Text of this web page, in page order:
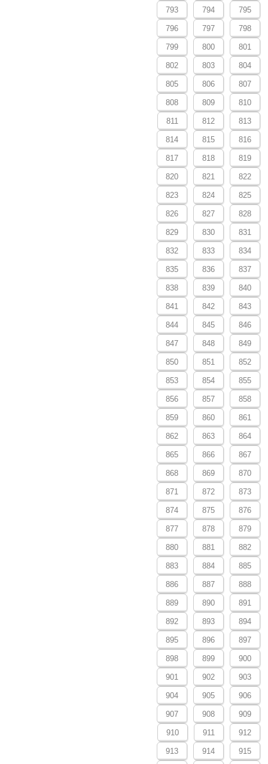
793 794 795
796 797 798
799 800 801
802 803 804
805 806 807
808 809 810
811 812 813
814 815 816
817 818 819
820 821 822
823 824 825
826 827 828
829 830 831
832 833 834
835 836 837
838 839 840
841 842 843
844 845 846
847 848 849
850 851 852
853 854 855
856 857 858
859 860 861
862 863 864
865 866 867
868 869 870
871 872 873
874 875 876
877 878 879
880 881 882
883 884 885
886 887 888
889 890 891
892 893 894
895 896 897
898 899 900
901 902 903
904 905 906
907 908 909
910 911 912
913 914 915